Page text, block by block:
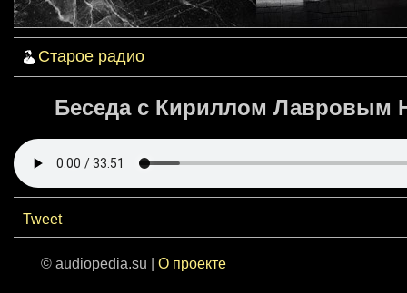
Старое радио
Беседа с Кириллом Лавровым
Tweet
© audiopedia.su | О проекте